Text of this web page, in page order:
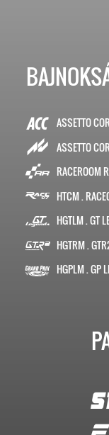
ASSETTO
ASSETTO
RACEROOM
HTCM .
HGTLM . GT
HGTRM .
HGPLM . GP